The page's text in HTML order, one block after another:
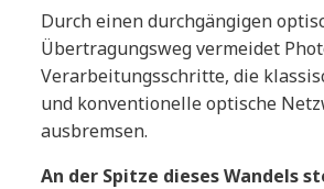
Durch einen durchgängigen
Übertragungsweg vermeidet
Verarbeitungsschritte, die
und konventionelle optische
ausbremsen.
An der Spitze dieses Wandels